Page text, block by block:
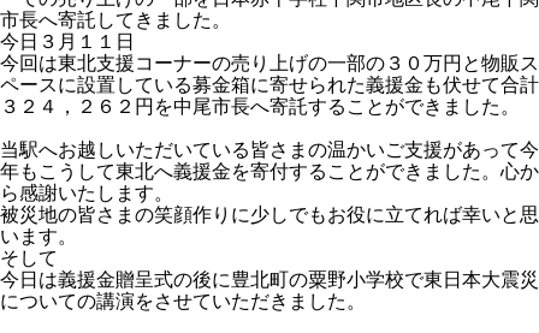
市長へ寄託してきました。
今日３月１１日
今回は東北支援コーナーの売り上げの一部の３０万円と物販ス
ペースに設置している募金箱に寄せられた義援金も伏せて合計
３２４，２６２円を中尾市長へ寄託することができました。
当駅へお越しいただいている皆さまの温かいご支援があって今
年もこうして東北へ義援金を寄付することができました。心か
ら感謝いたします。
被災地の皆さまの笑顔作りに少しでもお役に立てれば幸いと思
います。
そして
今日は義援金贈呈式の後に豊北町の粟野小学校で東日本大震災
についての講演をさせていただきました。